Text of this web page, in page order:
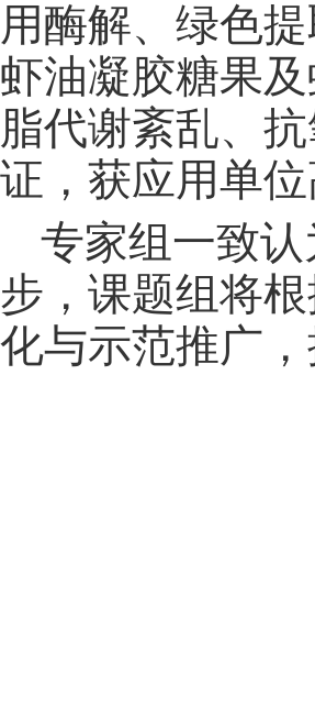
用酶解、绿色
虾油凝胶糖果
脂代谢紊乱、
证，获应用单
专家组一致
步，课题组将
化与示范推广